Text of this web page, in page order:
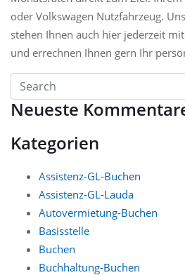
oder Volkswagen Nutzfahrzeug.
stehen Ihnen auch hier jederzeit
und errechnen Ihnen gern Ihr
Neueste
Kategorien
Assistenz-GL-Buchen
Assistenz-GL-Lauda
Autovermietung-Buchen
Basisstelle
Buchen
Buchhaltung-Buchen